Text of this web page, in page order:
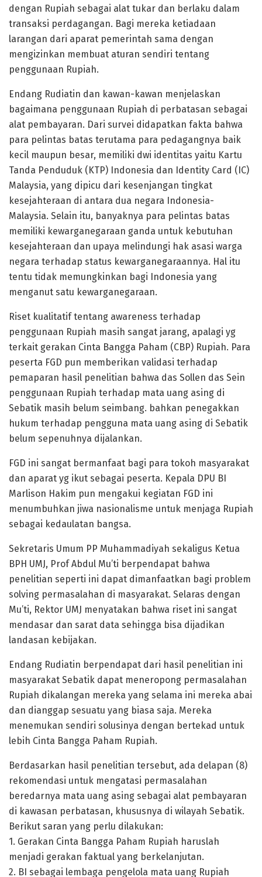
dengan Rupiah sebagai alat tukar dan berlaku dalam
transaksi perdagangan. Bagi mereka ketiadaan
larangan dari aparat pemerintah sama dengan
mengizinkan membuat aturan sendiri tentang
penggunaan Rupiah.
Endang Rudiatin dan kawan-kawan menjelaskan
bagaimana penggunaan Rupiah di perbatasan sebagai
alat pembayaran. Dari survei didapatkan fakta bahwa
para pelintas batas terutama para pedagangnya baik
kecil maupun besar, memiliki dwi identitas yaitu Kartu
Tanda Penduduk (KTP) Indonesia dan Identity Card (IC)
Malaysia, yang dipicu dari kesenjangan tingkat
kesejahteraan di antara dua negara Indonesia-
Malaysia. Selain itu, banyaknya para pelintas batas
memiliki kewarganegaraan ganda untuk kebutuhan
kesejahteraan dan upaya melindungi hak asasi warga
negara terhadap status kewarganegaraannya. Hal itu
tentu tidak memungkinkan bagi Indonesia yang
menganut satu kewarganegaraan.
Riset kualitatif tentang awareness terhadap
penggunaan Rupiah masih sangat jarang, apalagi yg
terkait gerakan Cinta Bangga Paham (CBP) Rupiah. Para
peserta FGD pun memberikan validasi terhadap
pemaparan hasil penelitian bahwa das Sollen das Sein
penggunaan Rupiah terhadap mata uang asing di
Sebatik masih belum seimbang. bahkan penegakkan
hukum terhadap pengguna mata uang asing di Sebatik
belum sepenuhnya dijalankan.
FGD ini sangat bermanfaat bagi para tokoh masyarakat
dan aparat yg ikut sebagai peserta. Kepala DPU BI
Marlison Hakim pun mengakui kegiatan FGD ini
menumbuhkan jiwa nasionalisme untuk menjaga Rupiah
sebagai kedaulatan bangsa.
Sekretaris Umum PP Muhammadiyah sekaligus Ketua
BPH UMJ, Prof Abdul Mu’ti berpendapat bahwa
penelitian seperti ini dapat dimanfaatkan bagi problem
solving permasalahan di masyarakat. Selaras dengan
Mu’ti, Rektor UMJ menyatakan bahwa riset ini sangat
mendasar dan sarat data sehingga bisa dijadikan
landasan kebijakan.
Endang Rudiatin berpendapat dari hasil penelitian ini
masyarakat Sebatik dapat meneropong permasalahan
Rupiah dikalangan mereka yang selama ini mereka abai
dan dianggap sesuatu yang biasa saja. Mereka
menemukan sendiri solusinya dengan bertekad untuk
lebih Cinta Bangga Paham Rupiah.
Berdasarkan hasil penelitian tersebut, ada delapan (8)
rekomendasi untuk mengatasi permasalahan
beredarnya mata uang asing sebagai alat pembayaran
di kawasan perbatasan, khususnya di wilayah Sebatik.
Berikut saran yang perlu dilakukan:
1. Gerakan Cinta Bangga Paham Rupiah haruslah
menjadi gerakan faktual yang berkelanjutan.
2. BI sebagai lembaga pengelola mata uang Rupiah